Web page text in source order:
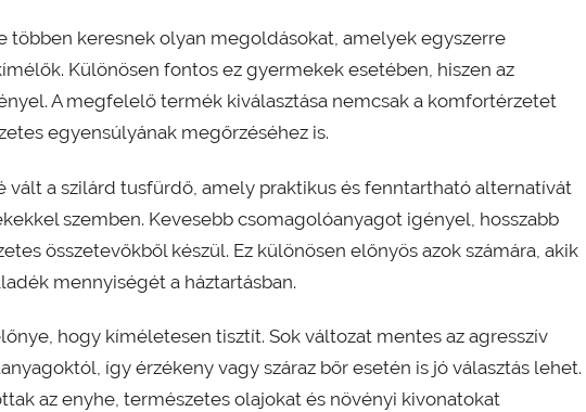
többen keresnek olyan megoldásokat, amelyek egyszerre
Különösen fontos ez gyermekek esetében, hiszen az
A megfelelő termék kiválasztása nemcsak a komfortérzetet
egyensúlyának megőrzéséhez is.
vált a szilárd tusfürdő, amely praktikus és fenntartható alternatívát
szemben. Kevesebb csomagolóanyagot igényel, hosszabb
összetevőkből készül. Ez különösen előnyös azok számára, akik
mennyiségét a háztartásban.
hogy kíméletesen tisztít. Sok változat mentes az agresszív
így érzékeny vagy száraz bőr esetén is jó választás lehet.
az enyhe, természetes olajokat és növényi kivonatokat